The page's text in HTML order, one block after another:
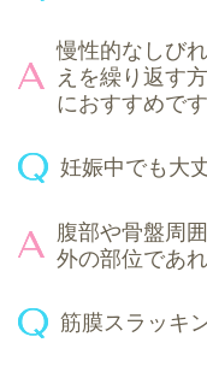
慢性的なしび
えを繰り返す
におすすめです
妊娠中でも大
腹部や骨盤周
外の部位であ
筋膜スラッキ